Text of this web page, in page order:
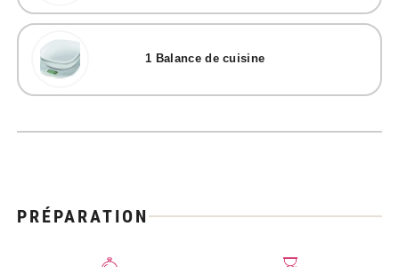
1 Balance de cuisine
PRÉPARATION